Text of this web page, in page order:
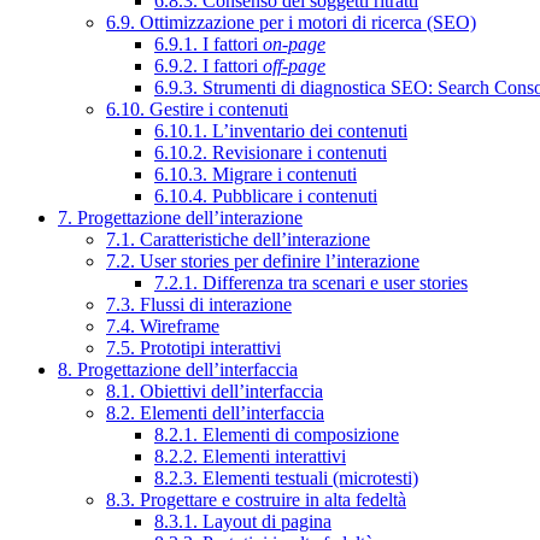
6.9. Ottimizzazione per i motori di ricerca (SEO)
6.9.1. I fattori on-page
6.9.2. I fattori off-page
6.9.3. Strumenti di diagnostica SEO: Search
6.10. Gestire i contenuti
6.10.1. L’inventario dei contenuti
6.10.2. Revisionare i contenuti
6.10.3. Migrare i contenuti
6.10.4. Pubblicare i contenuti
7. Progettazione dell’interazione
7.1. Caratteristiche dell’interazione
7.2. User stories per definire l’interazione
7.2.1. Differenza tra scenari e user stories
7.3. Flussi di interazione
7.4. Wireframe
7.5. Prototipi interattivi
8. Progettazione dell’interfaccia
8.1. Obiettivi dell’interfaccia
8.2. Elementi dell’interfaccia
8.2.1. Elementi di composizione
8.2.2. Elementi interattivi
8.2.3. Elementi testuali (microtesti)
8.3. Progettare e costruire in alta fedeltà
8.3.1. Layout di pagina